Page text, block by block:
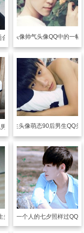
合的头像
男生头像帅气头像QQ中的一幅
生头像
男生头像萌态90后男生QQ头
像
头像 一个人的七夕照样过QQ